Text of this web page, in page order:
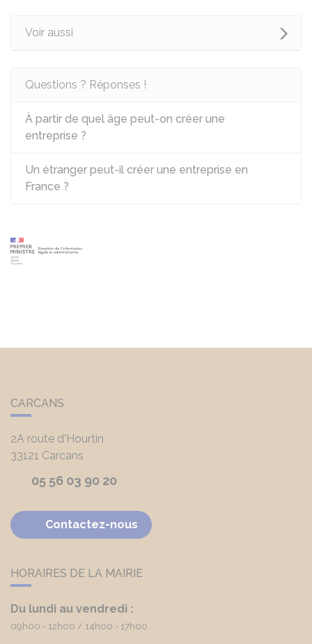
Voir aussi
Questions ? Réponses !
À partir de quel âge peut-on créer une
entreprise ?
Un étranger peut-il créer une entreprise en
France ?
CARCANS
2A route d'Hourtin
33121 Carcans
05 56 03 90 20
Contactez-nous
HORAIRES DE LA MAIRIE
Du lundi au vendredi :
09h00 - 12h00 14h00 - 17h00